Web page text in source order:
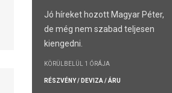
Jó híreket hozott Magyar Péter,
de még nem szabad teljesen
kiengedni.
KÖRÜLBELÜL 1 ÓRÁJA
RÉSZVÉNY / DEVIZA / ÁRU